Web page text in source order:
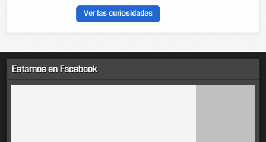
Ver las curiosidades
Estamos en Facebook